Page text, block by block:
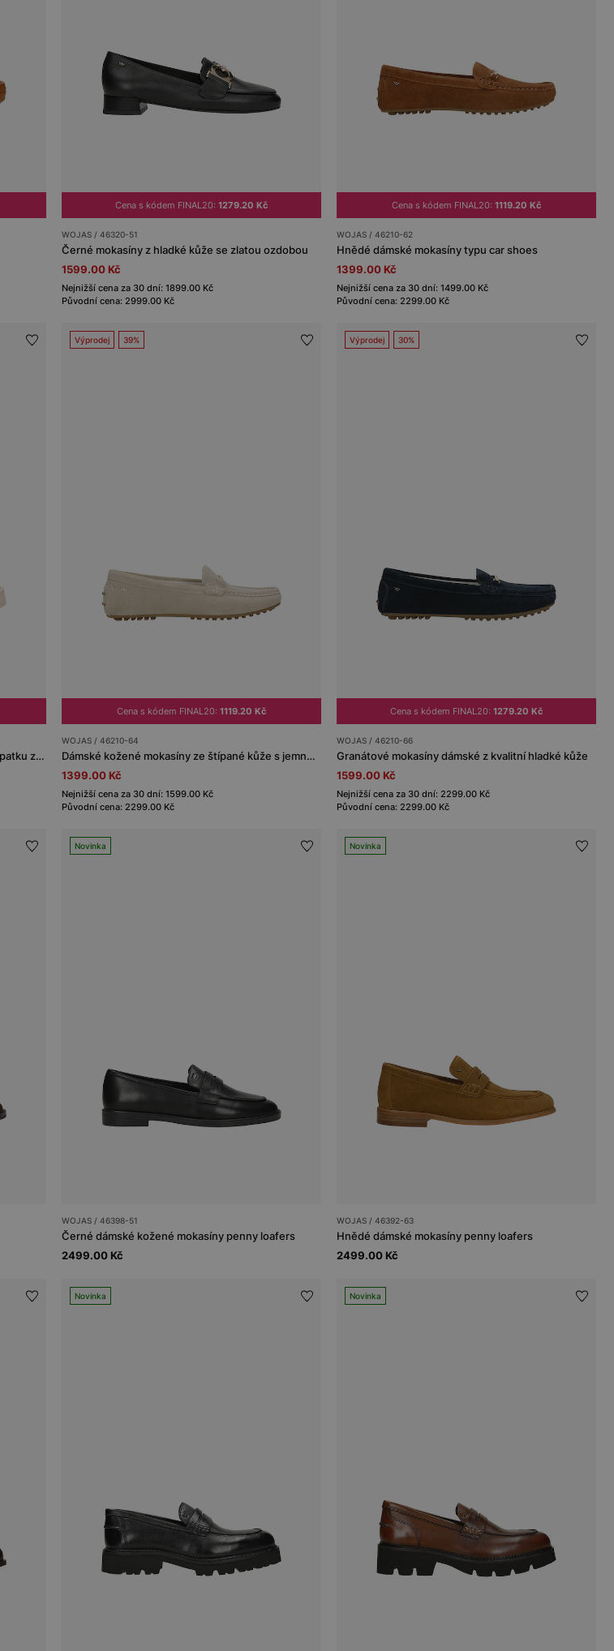
Cena s kódem FINAL20:1279.20 Kč
WOJAS / 46320-51
Černé mokasíny z hladké kůže se zlatou ozdobou
1599.00 Kč
Nejnižší cena za 30 dní: 1899.00 Kč
Původní cena: 2999.00 Kč
Cena s kódem FINAL20:1119.20 Kč
WOJAS / 46210-62
Hnědé dámské mokasíny typu car shoes
1399.00 Kč
Nejnižší cena za 30 dní: 1499.00 Kč
Původní cena: 2299.00 Kč
Klasické béžové dámské polobotky na podpatku z hladké kůže
Výprodej 39%
Cena s kódem FINAL20:1119.20 Kč
WOJAS / 46210-64
Dámské kožené mokasíny ze štípané kůže s jemnou přezkou
1399.00 Kč
Nejnižší cena za 30 dní: 1599.00 Kč
Původní cena: 2299.00 Kč
Výprodej 30%
Cena s kódem FINAL20:1279.20 Kč
WOJAS / 46210-66
Granátové mokasíny dámské z kvalitní hladké kůže
1599.00 Kč
Nejnižší cena za 30 dní: 2299.00 Kč
Původní cena: 2299.00 Kč
Novinka
WOJAS / 46398-51
Černé dámské kožené mokasíny penny loafers
2499.00 Kč
Novinka
WOJAS / 46392-63
Hnědé dámské mokasíny penny loafers
2499.00 Kč
Novinka Novinka